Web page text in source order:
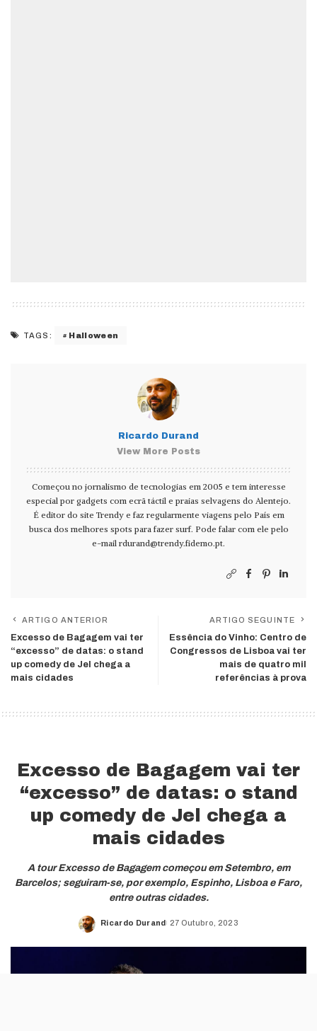
TAGS: Halloween
Ricardo Durand
View More Posts
Começou no jornalismo de tecnologias em 2005 e tem interesse
especial por gadgets com ecrã táctil e praias selvagens do Alentejo.
É editor do site Trendy e faz regularmente viagens pelo País em
busca dos melhores spots para fazer surf. Pode falar com ele pelo
e-mail rdurand@trendy.fidemo.pt.
ARTIGO ANTERIOR
Excesso de Bagagem vai ter
“excesso” de datas: o stand
up comedy de Jel chega a
mais cidades
ARTIGO SEGUINTE
Essência do Vinho: Centro de
Congressos de Lisboa vai ter
mais de quatro mil
referências à prova
Excesso de Bagagem vai ter
“excesso” de datas: o stand
up comedy de Jel chega a
mais cidades
A tour Excesso de Bagagem começou em Setembro, em
Barcelos; seguiram-se, por exemplo, Espinho, Lisboa e Faro,
entre outras cidades.
Posted
Ricardo Durand 27 Outubro, 2023